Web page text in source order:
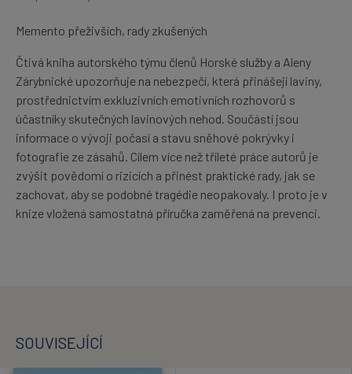
Memento přeživších, rady zkušených
Čtivá kniha autorského týmu členů Horské služby a Aleny
Zárybnické upozorňuje na nebezpečí, která přinášejí laviny,
prostřednictvím exkluzivních emotivních rozhovorů s
účastníky skutečných lavinových nehod. Součástí jsou
informace o vývoji počasí a stavu sněhové pokrývky i
fotografie ze zásahů. Cílem více než tříleté práce autorů je
zvýšit povědomí o rizicích a přinést praktické rady, jak se
zachovat, aby se podobné tragédie neopakovaly. I proto je v
knize vložená samostatná příručka zaměřená na prevenci.
SOUVISEJÍCÍ